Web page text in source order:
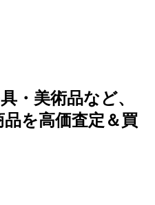
・美術品など、
を高価査定＆買